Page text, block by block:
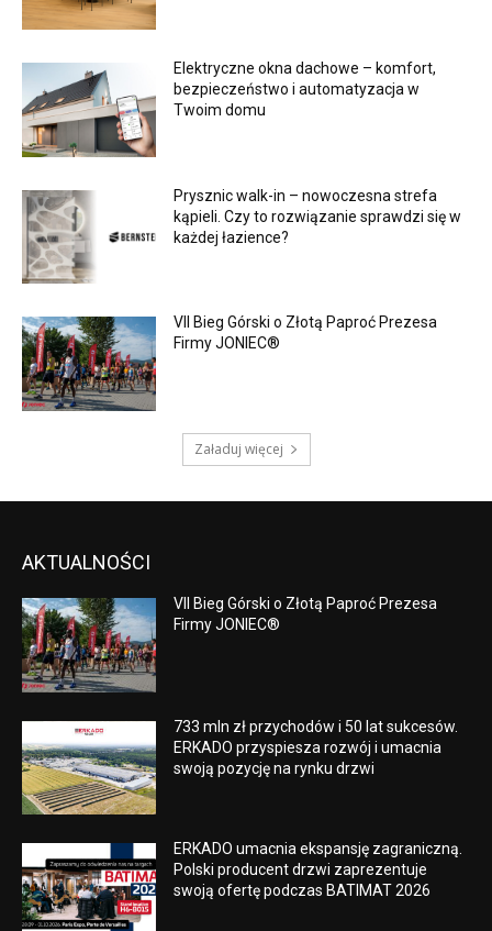
Elektryczne okna dachowe – komfort,
bezpieczeństwo i automatyzacja w
Twoim domu
Prysznic walk-in – nowoczesna strefa
kąpieli. Czy to rozwiązanie sprawdzi się w
każdej łazience?
VII Bieg Górski o Złotą Paproć Prezesa
Firmy JONIEC®
Załaduj więcej
AKTUALNOŚCI
VII Bieg Górski o Złotą Paproć Prezesa
Firmy JONIEC®
733 mln zł przychodów i 50 lat sukcesów.
ERKADO przyspiesza rozwój i umacnia
swoją pozycję na rynku drzwi
ERKADO umacnia ekspansję zagraniczną.
Polski producent drzwi zaprezentuje
swoją ofertę podczas BATIMAT 2026